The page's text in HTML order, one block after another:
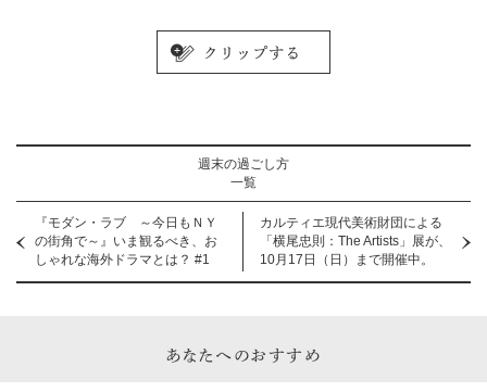
週末の過ごし方
一覧
『モダン・ラブ ～今日もＮＹ
の街角で～』いま観るべき、お
しゃれな海外ドラマとは？ #1
カルティエ現代美術財団による
「横尾忠則：The Artists」展が、
10月17日（日）まで開催中。
あなたへのおすすめ